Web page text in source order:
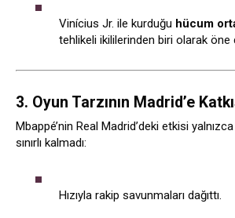
Vinícius Jr. ile kurduğu hücum
tehlikeli ikililerinden biri olarak öne
3. Oyun Tarzının Madrid’e
Mbappé’nin Real Madrid’deki etkisi
sınırlı kalmadı:
Hızıyla rakip savunmaları dağıttı.